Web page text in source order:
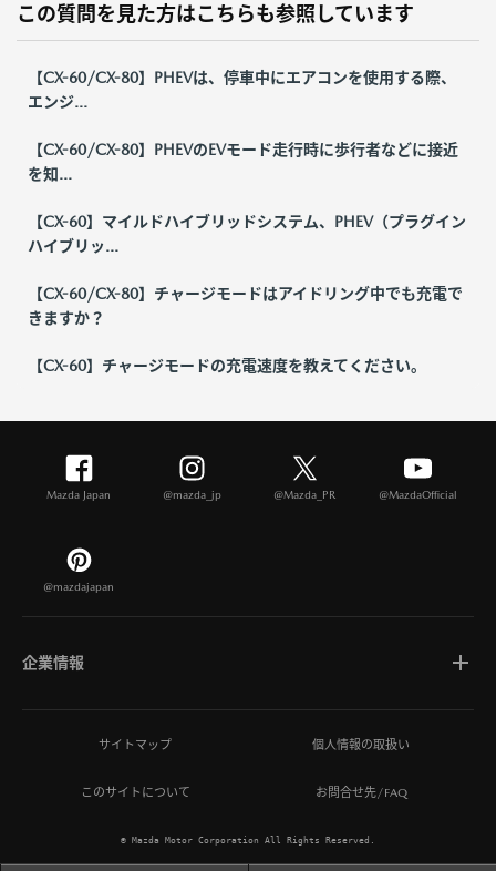
この質問を見た方はこちらも参照しています
【CX-60/CX-80】PHEVは、停車中にエアコンを使用する際、
エンジ...
【CX-60/CX-80】PHEVのEVモード走行時に歩行者などに接近
を知...
【CX-60】マイルドハイブリッドシステム、PHEV（プラグイン
ハイブリッ...
【CX-60/CX-80】チャージモードはアイドリング中でも充電で
きますか？
【CX-60】チャージモードの充電速度を教えてください。
Mazda Japan @mazda_jp @Mazda_PR @MazdaOfficial
@mazdajapan
企業情報
マツダについて
ひとを想う価値創造
サイトマップ 個人情報の取扱い
このサイトについて お問合せ先/FAQ
© Mazda Motor Corporation All Rights Reserved.